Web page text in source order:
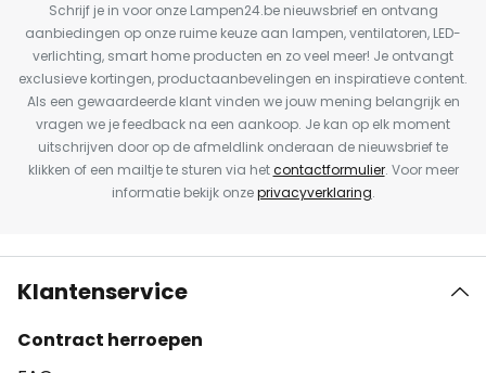
Schrijf je in voor onze Lampen24.be nieuwsbrief en ontvang
aanbiedingen op onze ruime keuze aan lampen, ventilatoren, LED-
verlichting, smart home producten en zo veel meer! Je ontvangt
exclusieve kortingen, productaanbevelingen en inspiratieve content.
Als een gewaardeerde klant vinden we jouw mening belangrijk en
vragen we je feedback na een aankoop. Je kan op elk moment
uitschrijven door op de afmeldlink onderaan de nieuwsbrief te
klikken of een mailtje te sturen via hetcontactformulier. Voor meer
informatie bekijk onzeprivacyverklaring.
Klantenservice
Contract herroepen